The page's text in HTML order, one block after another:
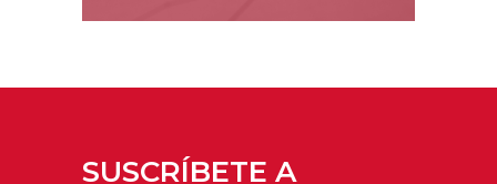
SUSCRÍBETE A